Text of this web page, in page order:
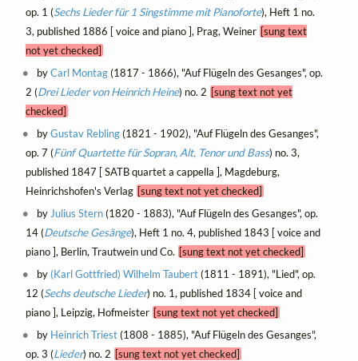
op. 1 (Sechs Lieder für 1 Singstimme mit Pianoforte), Heft 1 no.
3, published 1886 [ voice and piano ], Prag, Weiner [sung text
not yet checked]
byCarl Montag(1817 - 1866), "Auf Flügeln des Gesanges", op.
2 (Drei Lieder von Heinrich Heine) no. 2 [sung text not yet
checked]
byGustav Rebling(1821 - 1902), "Auf Flügeln des Gesanges",
op. 7 (Fünf Quartette für Sopran, Alt, Tenor und Bass) no. 3,
published 1847 [ SATB quartet a cappella ], Magdeburg,
Heinrichshofen's Verlag [sung text not yet checked]
by Julius Stern(1820 - 1883), "Auf Flügeln des Gesanges", op.
14 (Deutsche Gesänge), Heft 1 no. 4, published 1843 [ voice and
piano ], Berlin, Trautwein und Co. [sung text not yet checked]
by (Karl Gottfried) Wilhelm Taubert(1811 - 1891), "Lied", op.
12 (Sechs deutsche Lieder) no. 1, published 1834 [ voice and
piano ], Leipzig, Hofmeister [sung text not yet checked]
by Heinrich Triest(1808 - 1885), "Auf Flügeln des Gesanges",
op. 3 (Lieder) no. 2 [sung text not yet checked]